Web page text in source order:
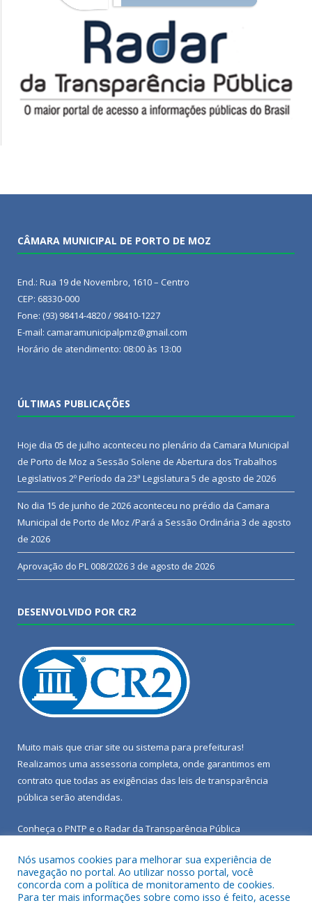
CÂMARA MUNICIPAL DE PORTO DE MOZ
End.: Rua 19 de Novembro, 1610 – Centro
CEP: 68330-000
Fone: (93) 98414-4820 / 98410-1227
E-mail: camaramunicipalpmz@gmail.com
Horário de atendimento: 08:00 às 13:00
ÚLTIMAS PUBLICAÇÕES
Hoje dia 05 de julho aconteceu no plenário da Camara Municipal
de Porto de Moz a Sessão Solene de Abertura dos Trabalhos
Legislativos 2º Período da 23ª Legislatura 5 de agosto de 2026
No dia 15 de junho de 2026 aconteceu no prédio da Camara
Municipal de Porto de Moz /Pará a Sessão Ordinária 3 de agosto
de 2026
Aprovação do PL 008/20263 de agosto de 2026
DESENVOLVIDO POR CR2
Muito mais que criar site ou sistema para prefeituras!
Realizamos uma assessoria completa, onde garantimos em
contrato que todas as exigências das leis de transparência
pública serão atendidas.
Conheça o PNTP e o Radar da Transparência Pública
Nós usamos cookies para melhorar sua experiência de
navegação no portal. Ao utilizar nosso portal, você
concorda com a política de monitoramento de cookies.
Para ter mais informações sobre como isso é feito, acesse